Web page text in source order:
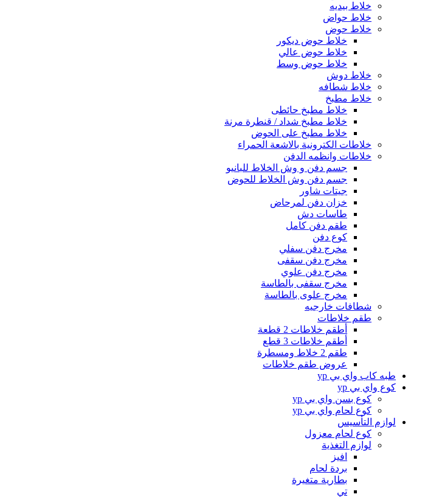
خلاط بيديه
خلاط حواض
خلاط حوض
خلاط حوض ديكور
خلاط حوض عالي
خلاط حوض وسط
خلاط دوش
خلاط شطافه
خلاط مطبخ
خلاط مطبخ حائطى
خلاط مطبخ شداد / قنطرة مرنة
خلاط مطبخ على الحوض
خلاطات الكترونية بالاشعة الحمراء
خلاطات وانظمه الدفن
جسم دفن و وش الخلاط للبانيو
جسم دفن وش الخلاط للحوض
جيتات شاور
خزان دفن لمرحاض
طاسات دش
طقم دفن كامل
كوع دفن
مخرج دفن سفلي
مخرج دفن سقفى
مخرج دفن علوي
مخرج سقفى بالطاسة
مخرج علوى بالطاسة
شطافات خارجيه
طقم خلاطات
أطقم خلاطات 2 قطعة
أطقم خلاطات 3 قطع
طقم 2 خلاط ومسطرة
عروض طقم خلاطات
طبه كاب واي بي yp
كوع واي بي yp
كوع بسن واي بي yp
كوع لحام واي بي yp
لوازم التأسيس
كوع لحام معزول
لوازم التغذية
افيز
بردة لحام
بطارية متغيرة
تي